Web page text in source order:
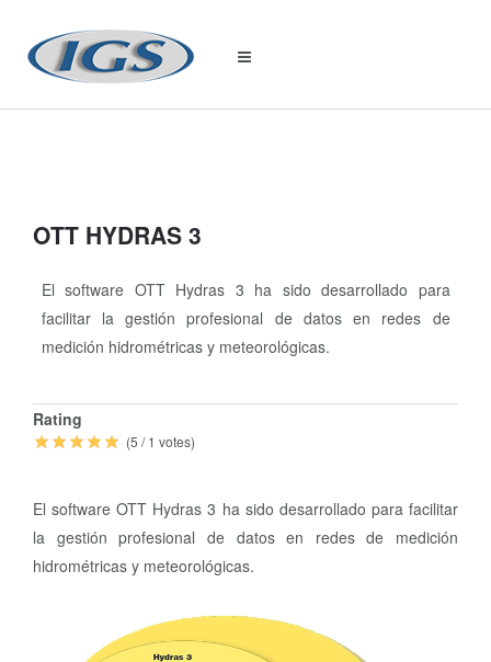
OTT HYDRAS 3
El software OTT Hydras 3 ha sido desarrollado para
facilitar la gestión profesional de datos en redes de
medición hidrométricas y meteorológicas.
Quick
Info
Rating
(5 /1 votes)
El software OTT Hydras 3 ha sido desarrollado para facilitar
la gestión profesional de datos en redes de medición
hidrométricas y meteorológicas.